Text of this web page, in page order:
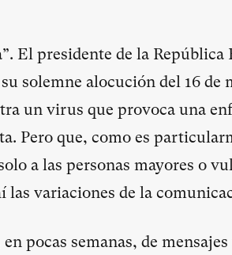
El presidente de la
solemne alocución del 16 de
un virus que provoca una
Pero que, como es
a las personas mayores o
las variaciones de la
pocas semanas, de